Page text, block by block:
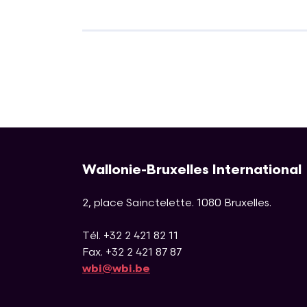
Wallonie-Bruxelles International
2, place Sainctelette. 1080 Bruxelles.
Tél. +32 2 421 82 11
Fax. +32 2 421 87 87
wbi@wbi.be